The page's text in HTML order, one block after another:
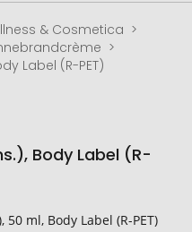
& Cosmetica
Label (R-PET)
Body Label (R-